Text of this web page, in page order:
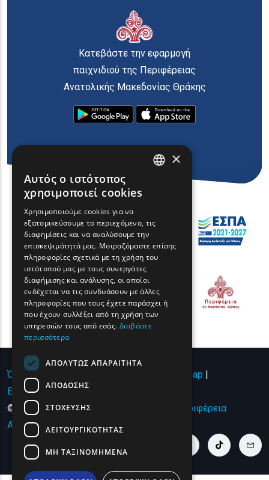
Κατεβάστε την εφαρμογή
παιχνιδιού της Περιφέρειας
Ανατολικής Μακεδονίας Θράκης
Όροι χρήσης | Πολιτική Απορρήτου Sitemap |
Επικοινωνία
© Copyright 2024 - All Rights Reserved
Περιφέρεια
Ανατολικής Μακεδονίας και Θράκης
linkedin linkinstagram link
tiktok link
FRENCH
BULGARIAN
ROMANIAN
TURKISH
×
Αυτός ο ιστότοπος
χρησιμοποιεί cookies
Χρησιμοποιούμε cookies για να
εξατομικεύσουμε το περιεχόμενο, τις
διαφημίσεις και να αναλύσουμε την
επισκεψιμότητά μας. Μοιραζόμαστε επίσης
πληροφορίες σχετικά με τη χρήση του
ιστότοπού μας με τους συνεργάτες
διαφήμισης και ανάλυσης, οι οποίοι
ενδέχεται να τις συνδυάσουν με άλλες
πληροφορίες που τους έχετε παράσχει ή
που έχουν συλλέξει από τη χρήση των
υπηρεσιών τους από εσάς. Διαβάστε
περισσότερα
ΑΠΟΛΎΤΩΣ ΑΠΑΡΑΊΤΗΤΑ
ΑΠΌΔΟΣΗΣ
ΣΤΌΧΕΥΣΗΣ
ΛΕΙΤΟΥΡΓΙΚΌΤΗΤΑΣ
ΜΗ ΤΑΞΙΝΟΜΗΜΈΝΑ